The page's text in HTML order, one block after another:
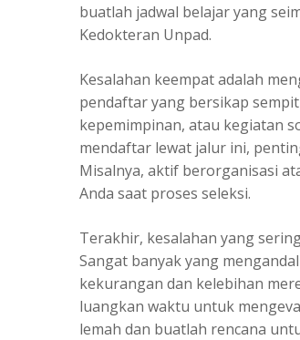
buatlah jadwal belajar yang
Kedokteran Unpad.
Kesalahan keempat adalah
pendaftar yang bersikap
kepemimpinan, atau kegiatan
mendaftar lewat jalur ini,
Misalnya, aktif berorganisasi
Anda saat proses seleksi.
Terakhir, kesalahan yang
Sangat banyak yang
kekurangan dan kelebihan
luangkan waktu untuk
lemah dan buatlah rencana